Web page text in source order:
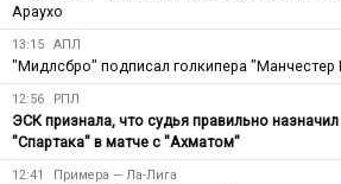
Араухо
13:15 АПЛ
"Мидлсбро" подписал голкипера "Манчестер
12:56 РПЛ
ЭСК признала, что судья правильно
"Спартака" в матче с "Ахматом"
12:41 Примера — Ла-Лига